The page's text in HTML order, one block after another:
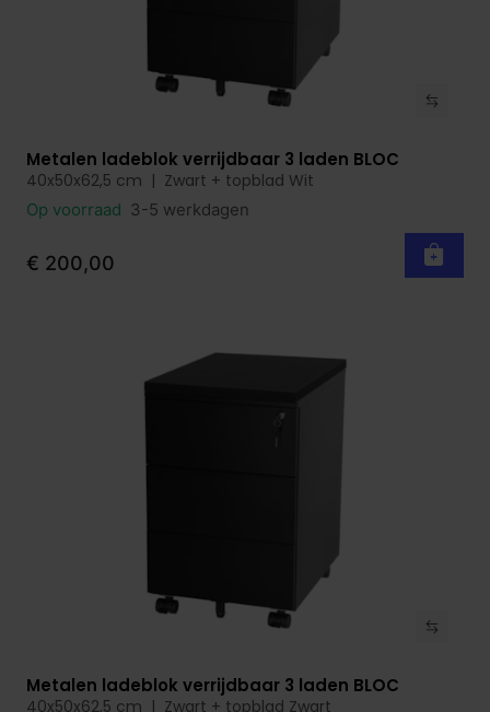
Bekijk product
Metalen ladeblok verrijdbaar 3 laden BLOC
40x50x62,5 cm | Zwart + topblad Wit
Op voorraad 3-5 werkdagen
€ 200,00
Bekijk product
Metalen ladeblok verrijdbaar 3 laden BLOC
40x50x62,5 cm | Zwart + topblad Zwart